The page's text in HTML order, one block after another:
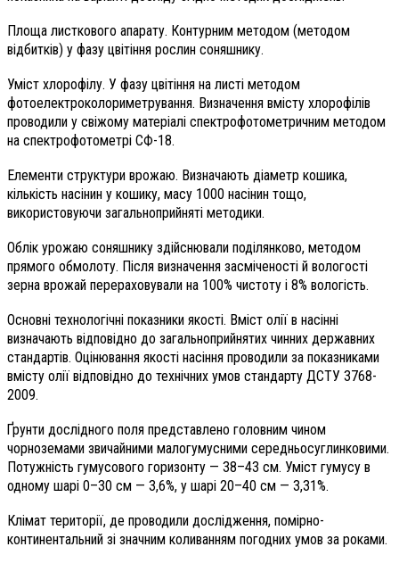
Площа листкового апарату. Контурним методом (методом
відбитків) у фазу цвітіння рослин соняшнику.
Уміст хлорофілу. У фазу цвітіння на листі методом
фотоелектроколориметрування. Визначення вмісту хлорофілів
проводили у свіжому матеріалі спектрофотометричним методом
на спектрофотометрі СФ-18.
Елементи структури врожаю. Визначають діаметр кошика,
кількість насінин у кошику, масу 1000 насінин тощо,
використовуючи загальноприйняті методики.
Облік урожаю соняшнику здійснювали поділянково, методом
прямого обмолоту. Після визначення засміченості й вологості
зерна врожай перераховували на 100% чистоту і 8% вологість.
Основні технологічні показники якості. Вміст олії в насінні
визначають відповідно до загальноприйнятих чинних державних
стандартів. Оцінювання якості насіння проводили за показниками
вмісту олії відповідно до технічних умов стандарту ДСТУ 3768-
2009.
Ґрунти дослідного поля представлено головним чином
чорноземами звичайними малогумусними середньосуглинковими.
Потужність гумусового горизонту — 38–43 см. Уміст гумусу в
одному шарі 0–30 см — 3,6%, у шарі 20–40 см — 3,31%.
Клімат території, де проводили дослідження, помірно-
континентальний зі значним коливанням погодних умов за роками.